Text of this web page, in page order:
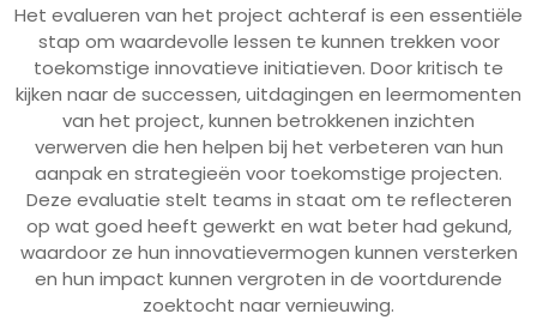
Het evalueren van het project achteraf is een essentiële
stap om waardevolle lessen te kunnen trekken voor
toekomstige innovatieve initiatieven. Door kritisch te
kijken naar de successen, uitdagingen en leermomenten
van het project, kunnen betrokkenen inzichten
verwerven die hen helpen bij het verbeteren van hun
aanpak en strategieën voor toekomstige projecten.
Deze evaluatie stelt teams in staat om te reflecteren
op wat goed heeft gewerkt en wat beter had gekund,
waardoor ze hun innovatievermogen kunnen versterken
en hun impact kunnen vergroten in de voortdurende
zoektocht naar vernieuwing.